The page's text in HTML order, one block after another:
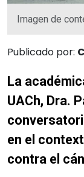
Imagen de
Publicado por:
La
UACh, Dra.
en el
contra el